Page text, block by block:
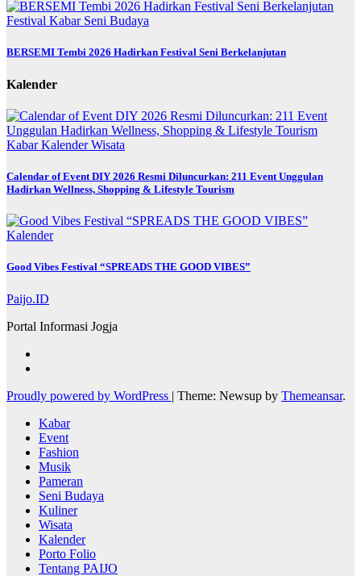
Festival Kabar Seni Budaya
BERSEMI Tembi 2026 Hadirkan Festival Seni Berkelanjutan
Kalender
KabarKalenderWisata
Calendar of Event DIY 2026 Resmi Diluncurkan: 211 Event Unggulan
Hadirkan Wellness, Shopping & Lifestyle Tourism
Kalender
Good Vibes Festival “SPREADS THE GOOD VIBES”
Paijo.ID
Portal Informasi Jogja
Proudly powered by WordPress | Theme: Newsup by Themeansar.
Kabar
Event
Fashion
Musik
Pameran
Seni Budaya
Kuliner
Wisata
Kalender
Porto Folio
Tentang PAIJO